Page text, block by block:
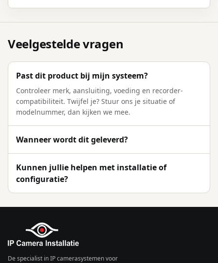
Veelgestelde vragen
Past dit product bij mijn systeem?
Controleer merk, aansluiting, voeding en recorder-
compatibiliteit. Twijfel je? Stuur ons je situatie of
modelnummer, dan kijken we mee.
Wanneer wordt dit geleverd?
Kunnen jullie helpen met installatie of
configuratie?
De specialist in IP camerasystemen voor